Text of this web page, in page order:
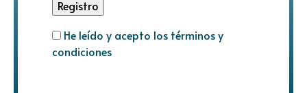
He leído y acepto los términos y
condiciones